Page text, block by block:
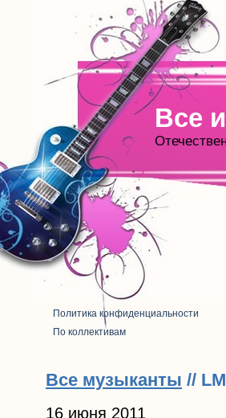
Все
Политика конфиденциальности
По коллективам
Все музыканты //
16 июня 2011